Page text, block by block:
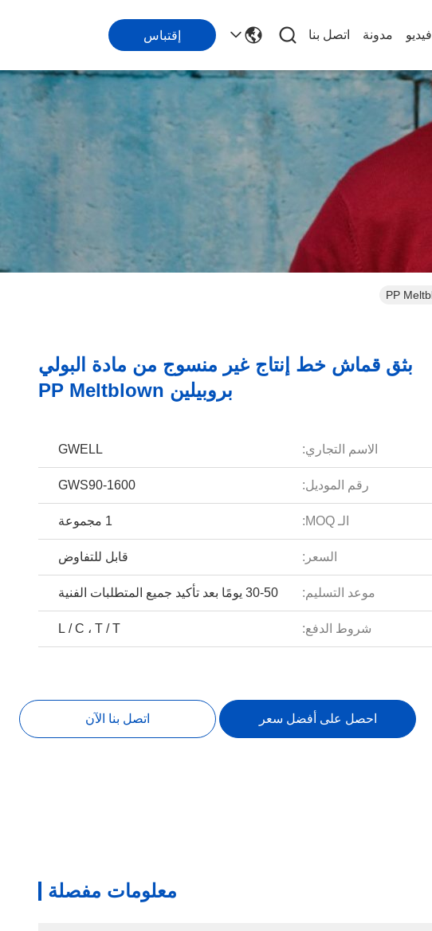
فيديو مدونة اتصل بنا إقتباس
بثق قماش خط إنتاج غير منسوج من مادة البولي
بروبيلين PP Meltblown
الاسم التجاري: GWELL
رقم الموديل: GWS90-1600
الـ MOQ: 1 مجموعة
السعر: قابل للتفاوض
موعد التسليم: 30-50 يومًا بعد تأكيد جميع المتطلبات الفنية
شروط الدفع: L / C ، T / T
احصل على أفضل سعر اتصل بنا الآن
معلومات مفصلة